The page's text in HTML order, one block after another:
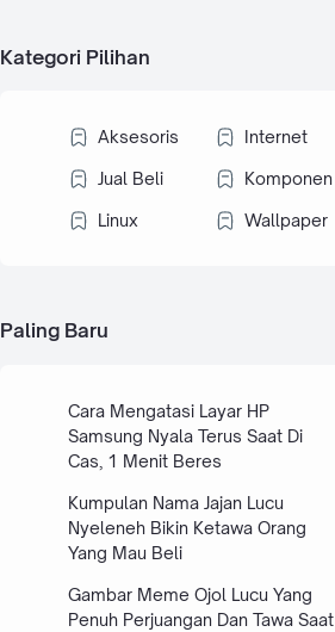
Kategori Pilihan
Aksesoris Internet
Jual Beli Komponen
Linux Wallpaper
Paling Baru
Cara Mengatasi Layar HP
Samsung Nyala Terus Saat Di
Cas, 1 Menit Beres
Kumpulan Nama Jajan Lucu
Nyeleneh Bikin Ketawa Orang
Yang Mau Beli
Gambar Meme Ojol Lucu Yang
Penuh Perjuangan Dan Tawa Saat